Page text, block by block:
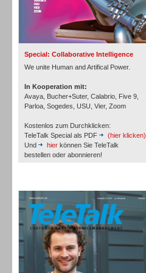
Special: Collaborative Intelligence
We unite Human and Artifical Power.
In Kooperation mit:
Avaya, Bucher+Suter, Calabrio, Five 9,
Parloa, Sogedes, USU, Vier, Zoom
Kostenlos zum Durchklicken:
TeleTalk Special als PDF
(hier klicken)
Und
hier können Sie TeleTalk
bestellen oder abonnieren!
Inbound
Inbound